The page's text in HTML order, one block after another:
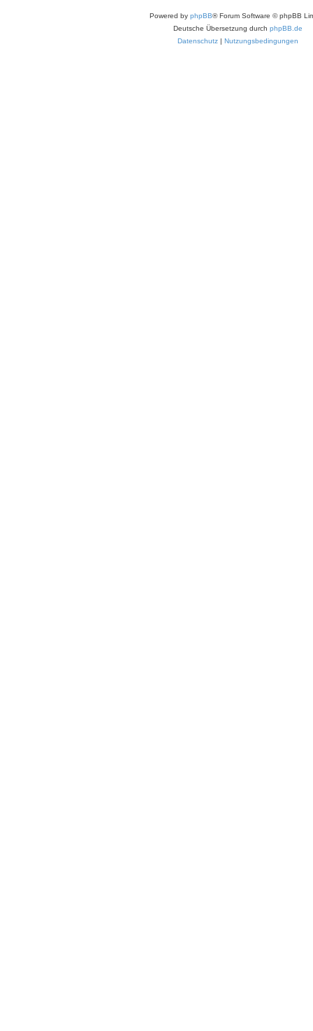
Powered by phpBB® Forum Software © phpBB
Deutsche Übersetzung durch phpBB.de
Datenschutz | Nutzungsbedingungen